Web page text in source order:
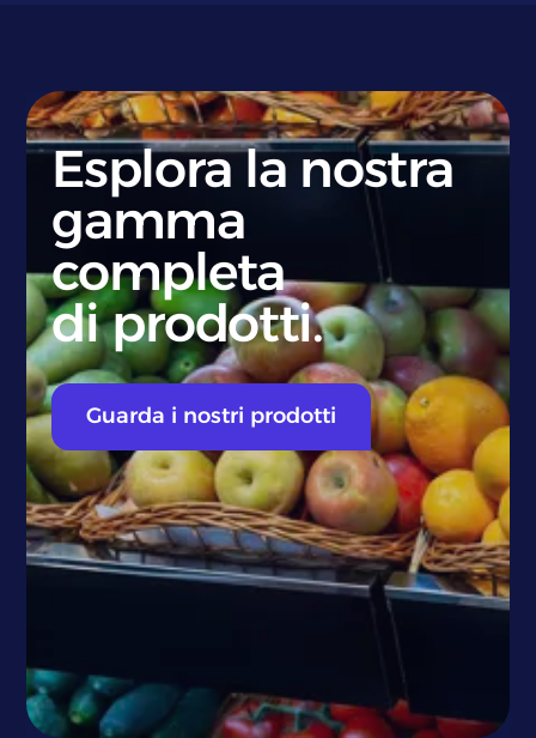
Esplora la nostra
gamma
completa
di prodotti.
Guarda i nostri prodotti